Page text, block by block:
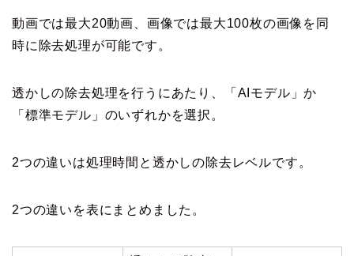
動画では最大20動画、画像では最大100枚の画像を同
時に除去処理が可能です。
透かしの除去処理を行うにあたり、「AIモデル」か
「標準モデル」のいずれかを選択。
2つの違いは処理時間と透かしの除去レベルです。
2つの違いを表にまとめました。